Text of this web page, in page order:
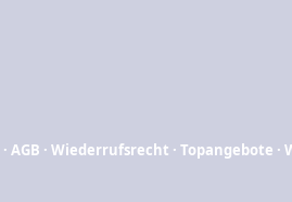
·AGB ·Wiederrufsrecht ·Topangebote ·